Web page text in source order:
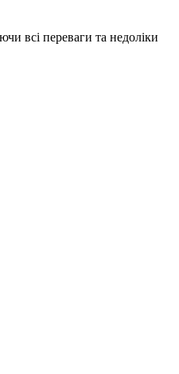
всі переваги та недоліки